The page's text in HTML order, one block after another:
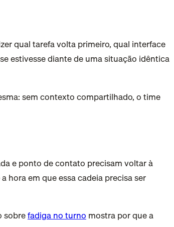
qual tarefa volta primeiro, qual interface
estivesse diante de uma situação idêntica
sem contexto compartilhado, o time
e ponto de contato precisam voltar à
hora em que essa cadeia precisa ser
sobrefadiga no turno mostra por que a